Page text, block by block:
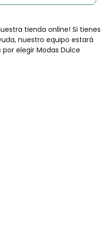
tienda online! Si tienes
nuestro equipo estará
elegir Modas Dulce